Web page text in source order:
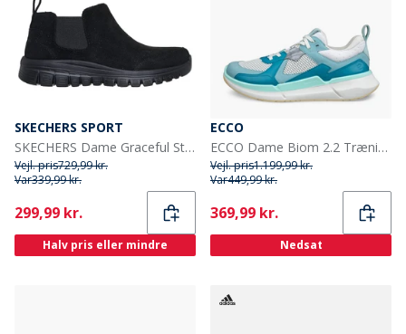
SKECHERS SPORT
SKECHERS Dame Graceful Støvler Sort
Vejl. pris729,99 kr.
Var339,99 kr.
Current
299,99 kr.
Halv pris eller mindre
ECCO
ECCO Dame Biom 2.2 Træningssko Aquatic/Pagoda Blue/Shadow White
Vejl. pris1.199,99 kr.
Var449,99 kr.
Current
369,99 kr.
Nedsat